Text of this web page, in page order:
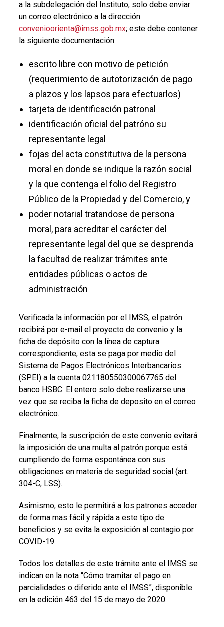
a la subdelegación del Instituto, solo debe enviar
un correo electrónico a la dirección
convenioorienta@imss.gob.mx; este debe contener
la siguiente documentación:
escrito libre con motivo de petición
(requerimiento de autotorización de pago
a plazos y los lapsos para efectuarlos)
tarjeta de identificación patronal
identificación oficial del patróno su
representante legal
fojas del acta constitutiva de la persona
moral en donde se indique la razón social
y la que contenga el folio del Registro
Público de la Propiedad y del Comercio, y
poder notarial tratandose de persona
moral, para acreditar el carácter del
representante legal del que se desprenda
la facultad de realizar trámites ante
entidades públicas o actos de
administración
Verificada la información por el IMSS, el patrón
recibirá por e-mail el proyecto de convenio y la
ficha de depósito con la línea de captura
correspondiente, esta se paga por medio del
Sistema de Pagos Electrónicos Interbancarios
(SPEI) a la cuenta 021180550300067765 del
banco HSBC. El entero solo debe realizarse una
vez que se reciba la ficha de deposito en el correo
electrónico.
Finalmente, la suscripción de este convenio evitará
la imposición de una multa al patrón porque está
cumpliendo de forma espontánea con sus
obligaciones en materia de seguridad social (art.
304-C, LSS).
Asimismo, esto le permitirá a los patrones acceder
de forma mas fácil y rápida a este tipo de
beneficios y se evita la exposición al contagio por
COVID-19.
Todos los detalles de este trámite ante el IMSS se
indican en la nota “Cómo tramitar el pago en
parcialidades o diferido ante el IMSS”, disponible
en la edición 463 del 15 de mayo de 2020.